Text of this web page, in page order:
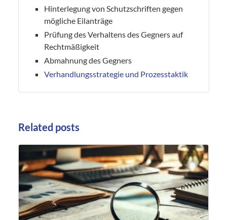
Hinterlegung von Schutzschriften gegen
mögliche Eilanträge
Prüfung des Verhaltens des Gegners auf
Rechtmäßigkeit
Abmahnung des Gegners
Verhandlungsstrategie und Prozesstaktik
Related posts